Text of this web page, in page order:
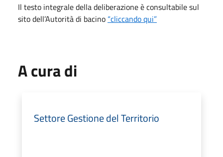
Il testo integrale della deliberazione è consultabile sul
sito dell’Autorità di bacino “cliccando qui”
A cura di
Settore Gestione del Territorio